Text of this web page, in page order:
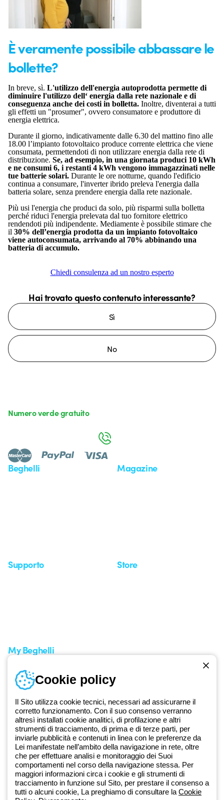
È veramente possibile abbassare le
bollette?
In breve, sì. L'utilizzo dell'energia autoprodotta permette di
diminuire l'utilizzo dell‘ energia dalla rete nazionale e di
conseguenza anche dei costi in bolletta. Inoltre, diventerai a tutti
gli effetti un "prosumer", ovvero consumatore e produttore di
energia elettrica.
Durante il giorno, indicativamente dalle 6.30 del mattino fino alle
18.00 l’impianto fotovoltaico produce corrente elettrica che viene
consumata, permettendoti di non utilizzare energia dalla rete di
distribuzione. Se, ad esempio, in una giornata produci 10 kWh
e ne consumi 6, i restanti 4 kWh vengono immagazzinati nelle
tue batterie solari. Durante le ore notturne, quando l'edificio
continua a consumare, l'inverter ibrido preleva l'energia dalla
batteria solare, senza prendere energia dalla rete nazionale.
Più usi l'energia che produci da solo, più risparmi sulla bolletta
perché riduci l'energia prelevata dal tuo fornitore elettrico
rendendoti più indipendente. Mediamente è possibile stimare che
il 30% dell’energia prodotta da un impianto fotovoltaico
viene autoconsumata, arrivando al 70% abbinando una
batteria di accumulo.
Chiedi consulenza ad un nostro esperto
Hai trovato questo contenuto interessante?
Sì
No
Dal 2025 Beghelli è parte del Gruppo GEWISS, all’interno
dell’ecosistema GEWISS LightZone, dove realizziamo soluzioni di
illuminazione integrate che trasformano la complessità in semplicità,
supportando professionisti e utenti finali nella realizzazione dei loro
bisogni.Scopri di più su GEWISS
Beghelli Magazine
Supporto Store
My Beghelli
Accedi o registrati
Formazione
Documentazione e software
Iscriviti alla newsletter
Numero verde gratuito
Cookie policy
Il Sito utilizza cookie tecnici, necessari ad assicurarne il
corretto funzionamento. Con il suo consenso verranno
altresì installati cookie analitici, di profilazione e altri
strumenti di tracciamento, di prima e di terze parti, per
inviarle pubblicità e contenuti in linea con le preferenze da
Lei manifestate nell’ambito della navigazione in rete, oltre
che per effettuare analisi e monitoraggio dei Suoi
comportamenti nel corso della navigazione stessa. Per
maggiori informazioni circa i cookie e gli strumenti di
tracciamento in funzione sul Sito, per prestare il consenso a
tutti o alcuni cookie, La preghiamo di consultare la Cookie